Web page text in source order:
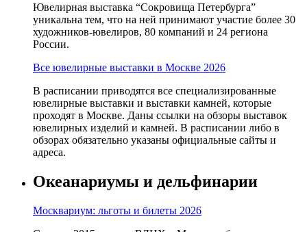
Ювелирная выставка “Сокровища Петербурга”
уникальна тем, что на ней принимают участие более 30
художников-ювелиров, 80 компаний и 24 региона
России.
Все ювелирные выставки в Москве 2026
В расписании приводятся все специализированные
ювелирные выставки и выставки камней, которые
проходят в Москве. Даны ссылки на обзоры выставок
ювелирных изделий и камней. В расписании либо в
обзорах обязательно указаны официальные сайты и
адреса.
Океанариумы и дельфинарии
Москвариум: льготы и билеты 2026